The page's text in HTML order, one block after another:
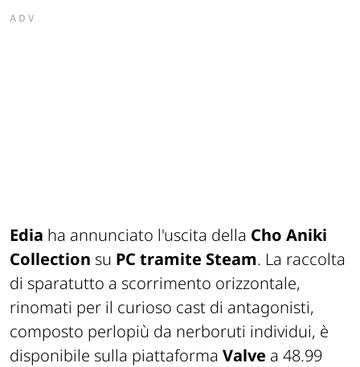
ADV
Edia ha annunciato l'uscita della Cho Aniki
Collection su PC tramite Steam. La raccolta
di sparatutto a scorrimento orizzontale,
rinomati per il curioso cast di antagonisti,
composto perlopiù da nerboruti individui, è
disponibile sulla piattaforma Valve a 48.99